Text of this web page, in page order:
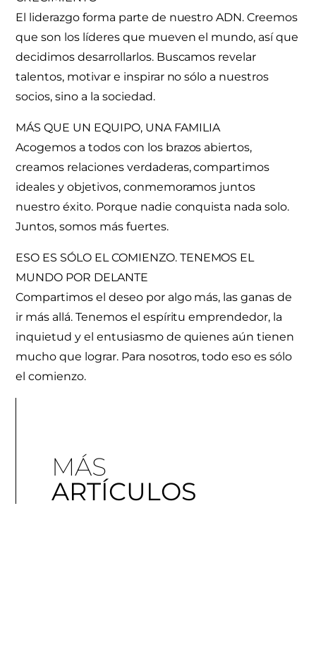
El liderazgo forma parte de nuestro ADN. Creemos
que son los líderes que mueven el mundo, así que
decidimos desarrollarlos. Buscamos revelar
talentos, motivar e inspirar no sólo a nuestros
socios, sino a la sociedad.
MÁS QUE UN EQUIPO, UNA FAMILIA
Acogemos a todos con los brazos abiertos,
creamos relaciones verdaderas, compartimos
ideales y objetivos, conmemoramos juntos
nuestro éxito. Porque nadie conquista nada solo.
Juntos, somos más fuertes.
ESO ES SÓLO EL COMIENZO. TENEMOS EL
MUNDO POR DELANTE
Compartimos el deseo por algo más, las ganas de
ir más allá. Tenemos el espíritu emprendedor, la
inquietud y el entusiasmo de quienes aún tienen
mucho que lograr. Para nosotros, todo eso es sólo
el comienzo.
MÁS
ARTÍCULOS